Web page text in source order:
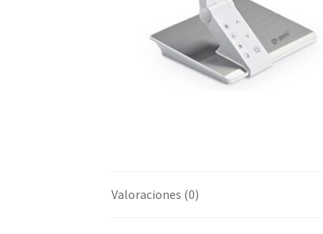
Valoraciones (0)